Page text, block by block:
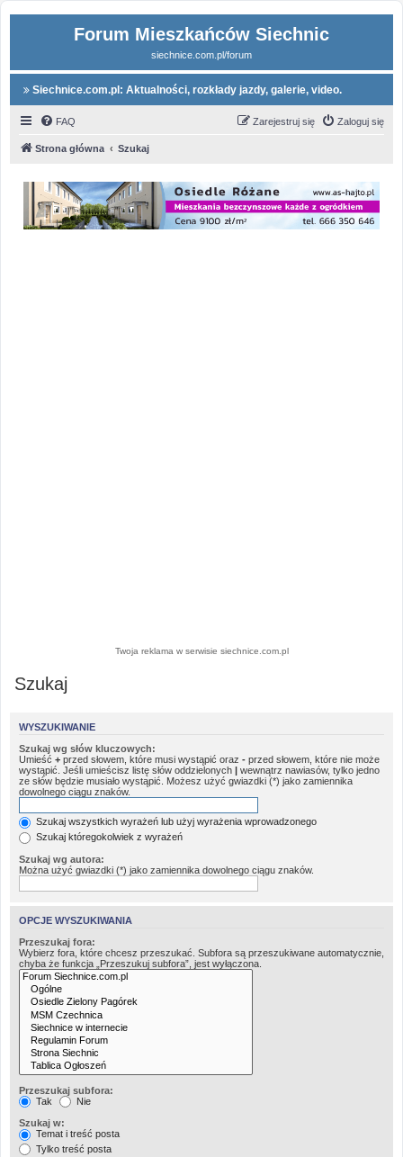
Forum Mieszkańców Siechnic
siechnice.com.pl/forum
Siechnice.com.pl: Aktualności, rozkłady jazdy, galerie, video.
FAQ Zaloguj się
Zarejestruj się
Strona główna Szukaj
Twoja reklama w serwisie siechnice.com.pl
Szukaj
WYSZUKIWANIE
Szukaj wg słów kluczowych:
Umieść + przed słowem, które musi wystąpić oraz - przed słowem, które nie może
wystąpić. Jeśli umieścisz listę słów oddzielonych
wewnątrz nawiasów, tylko jedno
ze słów będzie musiało wystąpić. Możesz użyć gwiazdki (*) jako zamiennika
dowolnego ciągu znaków.
Szukaj wszystkich wyrażeń lub użyj wyrażenia wprowadzonego
Szukaj któregokolwiek z wyrażeń
Szukaj wg autora:
Można użyć gwiazdki (*) jako zamiennika dowolnego ciągu znaków.
OPCJE WYSZUKIWANIA
Przeszukaj fora:
Wybierz fora, które chcesz przeszukać. Subfora są przeszukiwane automatycznie,
chyba że funkcja „Przeszukuj subfora”, jest wyłączona.
Przeszukaj subfora:
Tak
Nie
Szukaj w:
Temat i treść posta
Tylko treść posta